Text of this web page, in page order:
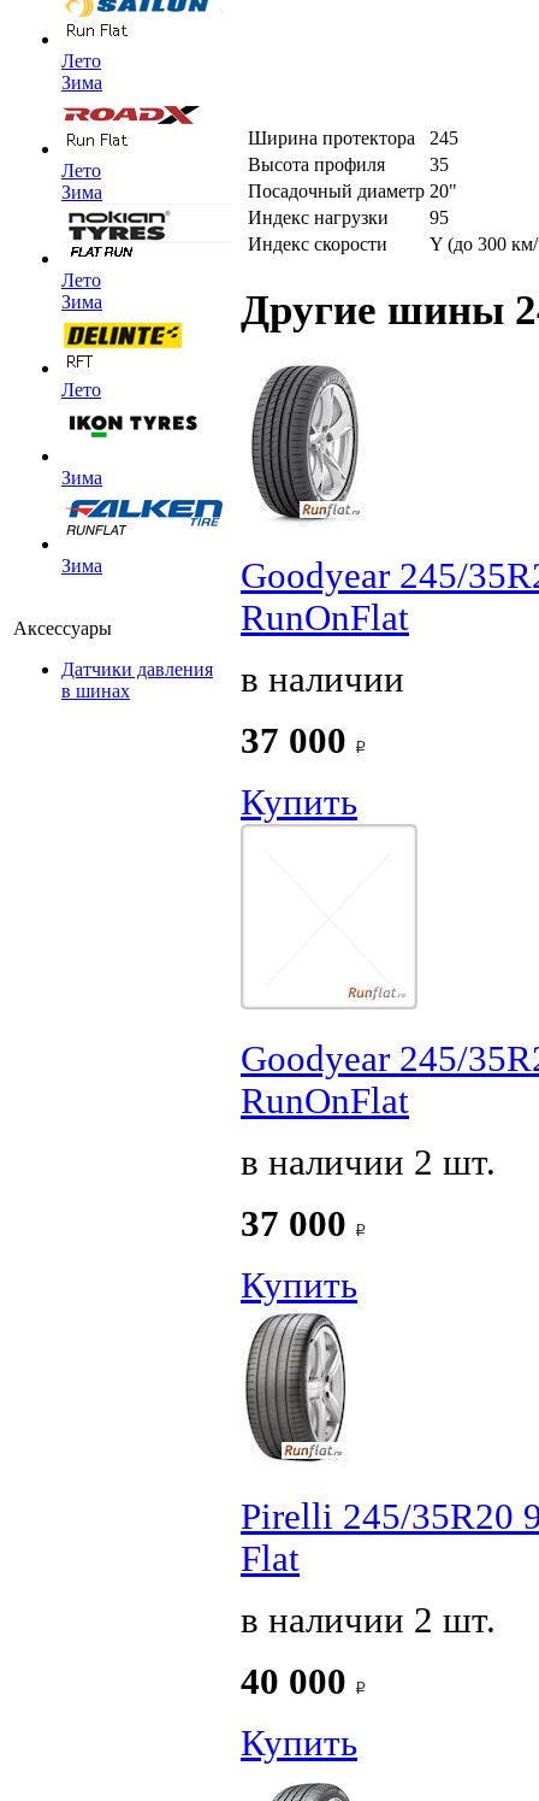
Лето
Зима
Лето
Зима
Лето
Зима
Лето
Зима
Зима
Аксессуары
Датчики давления
в шинах
Ширина протектора
245
Высота профиля
35
Посадочный диаметр 20"
Индекс нагрузки
95
Индекс скорости
Y (до 300
Другие шины
Goodyear 245/
RunOnFlat
в наличии
37 000
Купить
Goodyear 245/
RunOnFlat
в наличии 2 шт.
37 000
Купить
Pirelli 245/35R20
Flat
в наличии 2 шт.
40 000
Купить